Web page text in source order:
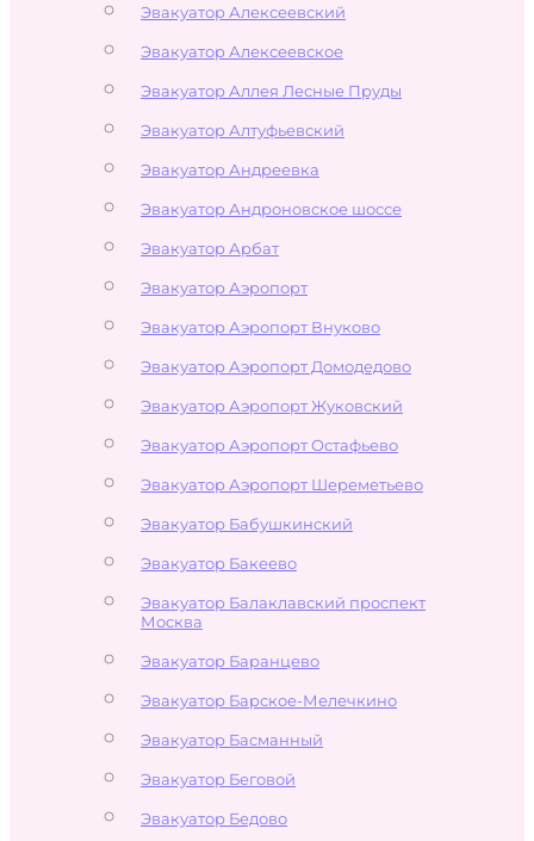
Эвакуатор Алексеевский
Эвакуатор Алексеевское
Эвакуатор Аллея Лесные Пруды
Эвакуатор Алтуфьевский
Эвакуатор Андреевка
Эвакуатор Андроновское шоссе
Эвакуатор Арбат
Эвакуатор Аэропорт
Эвакуатор Аэропорт Внуково
Эвакуатор Аэропорт Домодедово
Эвакуатор Аэропорт Жуковский
Эвакуатор Аэропорт Остафьево
Эвакуатор Аэропорт Шереметьево
Эвакуатор Бабушкинский
Эвакуатор Бакеево
Эвакуатор Балаклавский проспект
Москва
Эвакуатор Баранцево
Эвакуатор Барское-Мелечкино
Эвакуатор Басманный
Эвакуатор Беговой
Эвакуатор Бедово